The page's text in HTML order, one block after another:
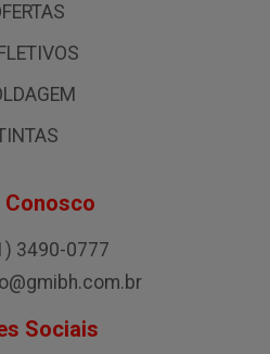
Conosco
3490-0777
Sociais